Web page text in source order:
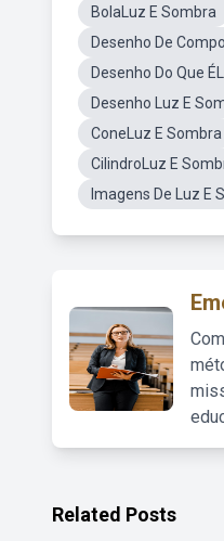
BolaLuz E Sombra
Desenho De
Desenho Do Que
Desenho Luz E
ConeLuz E Sombra
CilindroLuz E
Imagens De Luz E
Related Posts